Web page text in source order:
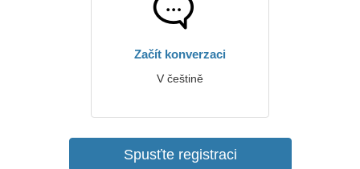
Začít konverzaci
V češtině
Spusťte registraci